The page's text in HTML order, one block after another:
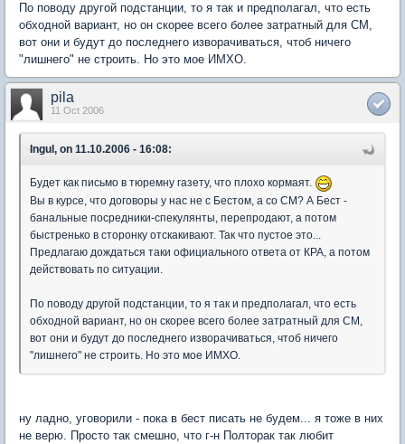
По поводу другой подстанции, то я так и предполагал, что есть
обходной вариант, но он скорее всего более затратный для СМ,
вот они и будут до последнего изворачиваться, чтоб ничего
"лишнего" не строить. Но это мое ИМХО.
pila
11 Oct 2006
Ingul, on 11.10.2006 - 16:08:
Будет как письмо в тюремну газету, что плохо кормаят.
Вы в курсе, что договоры у нас не с Бестом, а со СМ? А Бест -
банальные посредники-спекулянты, перепродают, а потом
быстренько в сторонку отскакивают. Так что пустое это...
Предлагаю дождаться таки официального ответа от КРА, а потом
действовать по ситуации.
По поводу другой подстанции, то я так и предполагал, что есть
обходной вариант, но он скорее всего более затратный для СМ,
вот они и будут до последнего изворачиваться, чтоб ничего
"лишнего" не строить. Но это мое ИМХО.
ну ладно, уговорили - пока в бест писать не будем... я тоже в них
не верю. Просто так смешно, что г-н Полторак так любит